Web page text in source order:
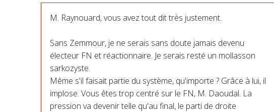
M. Raynouard, vous avez tout dit très justement.
Sans Zemmour, je ne serais sans doute jamais devenu
électeur FN et réactionnaire. Je serais resté un mollasson
sarkozyste.
Même s'il faisait partie du système, qu'importe ? Grâce à lui, il
implose. Vous êtes trop centré sur le FN, M. Daoudal. La
pression va devenir telle qu'au final, le parti de droite